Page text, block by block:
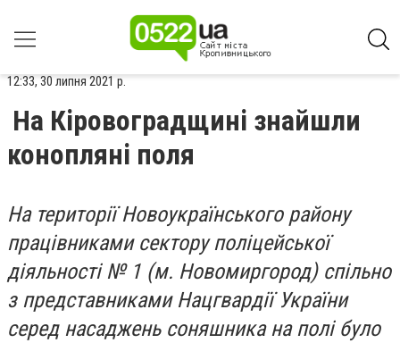
12:33, 30 липня 2021 р.
На Кіровоградщині знайшли
конопляні поля
На території Новоукраїнського району
працівниками сектору поліцейської
діяльності № 1 (м. Новомиргород) спільно
з представниками Нацгвардії України
серед насаджень соняшника на полі було